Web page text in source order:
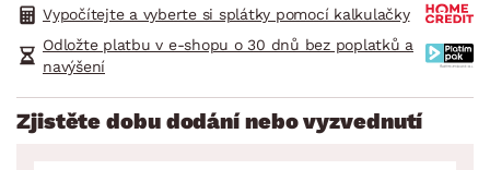
Vypočítejte a vyberte si splátky pomocí kalkulačky
Odložte platbu v e-shopu o 30 dnů bez poplatků a
navýšení
Zjistěte dobu dodání nebo vyzvednutí